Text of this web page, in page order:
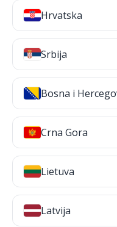
Hrvatska
Srbija
Bosna i
Crna Gora
Lietuva
Latvija